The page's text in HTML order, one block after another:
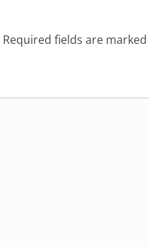
Required fields are marked